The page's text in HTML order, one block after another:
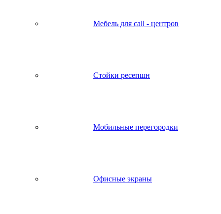
Мебель для call - центров
Стойки ресепшн
Мобильные перегородки
Офисные экраны